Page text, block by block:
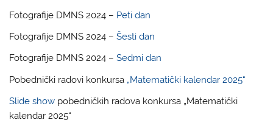
Fotografije DMNS 2024 – Peti dan
Fotografije DMNS 2024 –Šesti dan
Fotografije DMNS 2024 –Sedmi dan
Pobednički radovi konkursa „Matematički kalendar 2025“
Slide show pobedničkih radova konkursa „Matematički
kalendar 2025“